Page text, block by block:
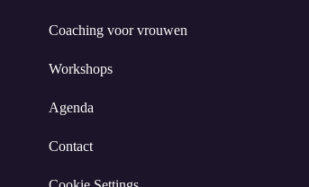
Coaching voor vrouwen
Workshops
Agenda
Contact